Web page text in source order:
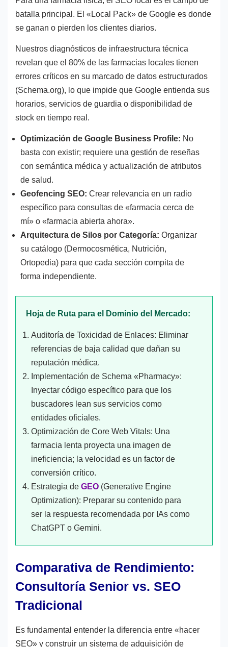
batalla principal. El «Local Pack» de Google es donde
se ganan o pierden los clientes diarios.
Nuestros diagnósticos de infraestructura técnica
revelan que el 80% de las farmacias locales tienen
errores críticos en su marcado de datos estructurados
(Schema.org), lo que impide que Google entienda sus
horarios, servicios de guardia o disponibilidad de
stock en tiempo real.
Optimización de Google Business Profile: No
basta con existir; requiere una gestión de reseñas
con semántica médica y actualización de atributos
de salud.
Geofencing SEO: Crear relevancia en un radio
específico para consultas de «farmacia cerca de
mí» o «farmacia abierta ahora».
Arquitectura de Silos por Categoría: Organizar
su catálogo (Dermocosmética, Nutrición,
Ortopedia) para que cada sección compita de
forma independiente.
Hoja de Ruta para el Dominio del Mercado:
Auditoría de Toxicidad de Enlaces: Eliminar
referencias de baja calidad que dañan su
reputación médica.
Implementación de Schema «Pharmacy»:
Inyectar código específico para que los
buscadores lean sus servicios como
entidades oficiales.
Optimización de Core Web Vitals: Una
farmacia lenta proyecta una imagen de
ineficiencia; la velocidad es un factor de
conversión crítico.
Estrategia de GEO (Generative Engine
Optimization): Preparar su contenido para
ser la respuesta recomendada por IAs como
ChatGPT o Gemini.
Comparativa de Rendimiento:
Consultoría Senior vs. SEO
Tradicional
Es fundamental entender la diferencia entre «hacer
SEO» y construir un sistema de adquisición de